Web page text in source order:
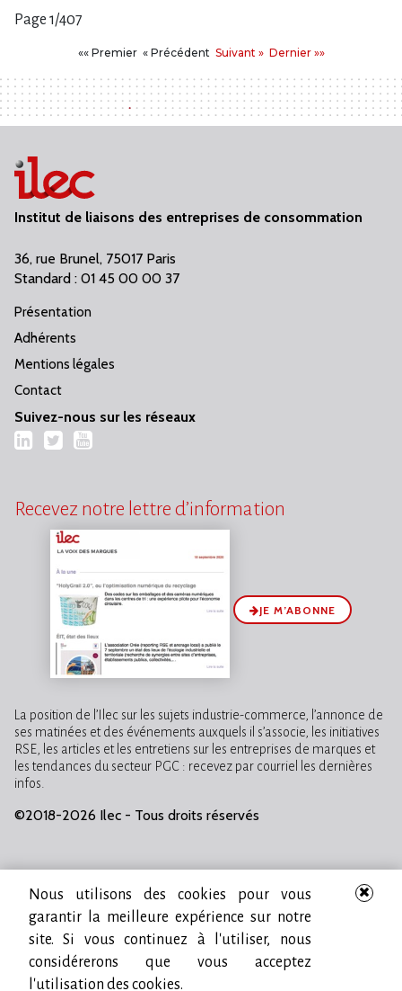
Page 1/407
«« PremierPremier
« PrécédentPrécédent
Suivant
Suivant » Dernier
Dernier »»
Institut de liaisons des entreprises de consommation
36, rue Brunel, 75017 Paris
Standard : 01 45 00 00 37
Présentation
Adhérents
Mentions légales
Contact
Suivez-nous sur les réseaux
LinkedIn
TwitterYouTube
Recevez notre lettre d’information
JE M’ABONNE
La position de l’Ilec sur les sujets industrie-commerce, l’annonce de
ses matinées et des événements auxquels il s’associe, les initiatives
RSE, les articles et les entretiens sur les entreprises de marques et
les tendances du secteur PGC : recevez par courriel les dernières
infos.
©2018-2026 Ilec - Tous droits réservés
Nous utilisons des cookies pour vous
garantir la meilleure expérience sur notre
site. Si vous continuez à l'utiliser, nous
considérerons que vous acceptez
l'utilisation des cookies.